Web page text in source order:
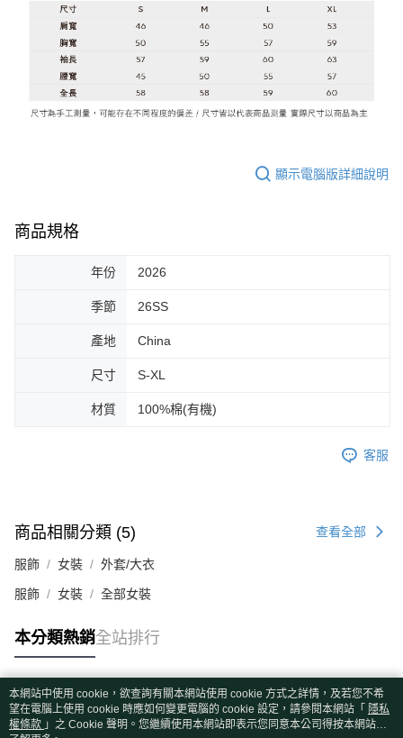
顯示電腦版詳細說明
商品規格
年份 2026
季節 26SS
產地 China
尺寸 S-XL
材質 100%棉(有機)
客服
商品相關分類 (5) 查看全部
服飾 女裝 外套/大衣
服飾 女裝 全部女裝
本分類熱銷全站排行
熱門標籤
本網站中使用 cookie，欲查詢有關本網站使用 cookie 方式之詳情，及若您不希
望在電腦上使用 cookie 時應如何變更電腦的 cookie 設定，請參閱本網站「 隱私
權條款 」之 Cookie 聲明。您繼續使用本網站即表示您同意本公司得按本網站使